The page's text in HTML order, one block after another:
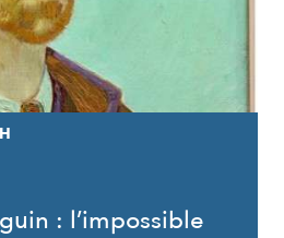
: l’impossible